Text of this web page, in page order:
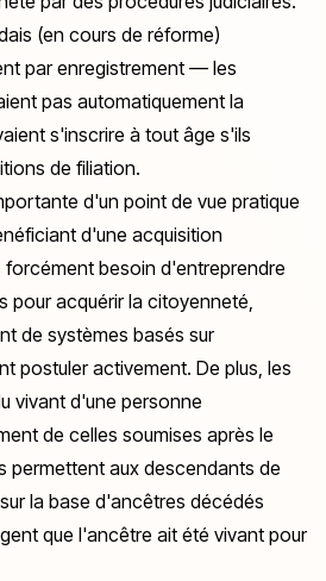
(en cours de réforme)
par enregistrement — les
pas automatiquement la
s'inscrire à tout âge s'ils
de filiation.
d'un point de vue pratique
d'une acquisition
besoin d'entreprendre
pour acquérir la citoyenneté,
de systèmes basés sur
postuler activement. De plus, les
vivant d'une personne
de celles soumises après le
aux descendants de
la base d'ancêtres décédés
que l'ancêtre ait été vivant pour